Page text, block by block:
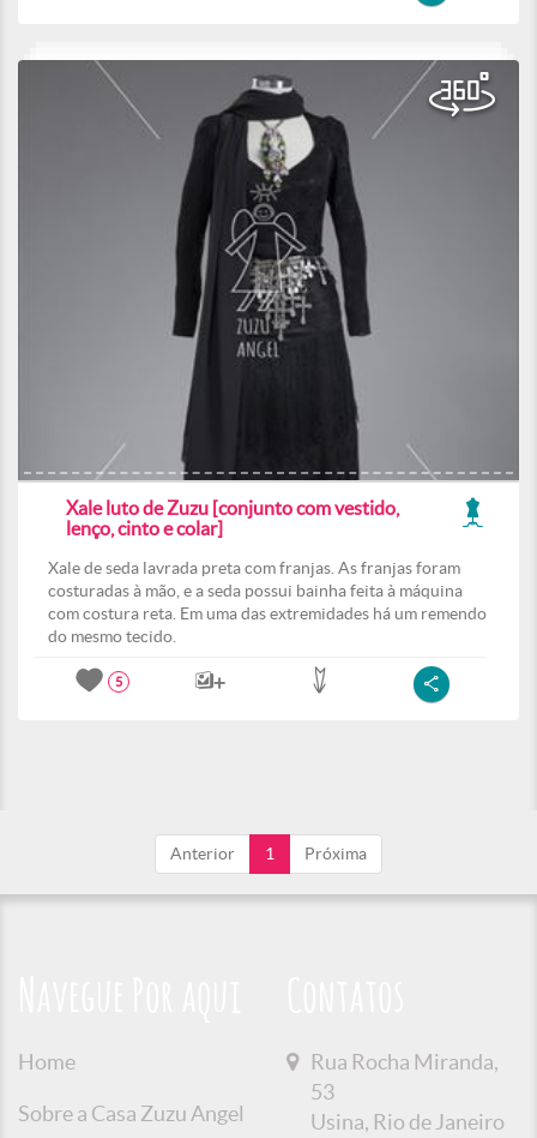
Xale luto de Zuzu [conjunto com vestido,
lenço, cinto e colar]
Xale de seda lavrada preta com franjas. As franjas foram
costuradas à mão, e a seda possui bainha feita à máquina
com costura reta. Em uma das extremidades há um remendo
do mesmo tecido.
5
Anterior 1 Próxima
Home
Sobre a Casa Zuzu Angel
Rua Rocha Miranda,
53
Usina, Rio de Janeiro